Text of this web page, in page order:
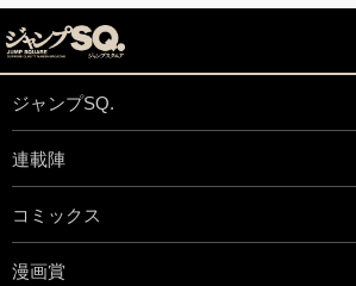
【第２回】平浜矢陸 先生 ＆ ザ・ウォーク
【第１回】賀来ゆうじ 先生 ＆ 007スペク
ジャンプSQ.
連載陣
コミックス
漫画賞